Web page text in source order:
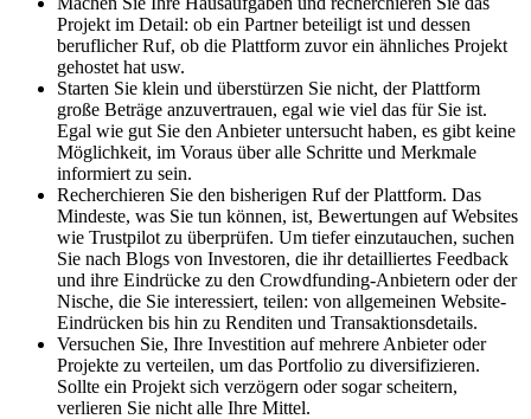
Projekt im Detail: ob ein Partner beteiligt ist und dessen
beruflicher Ruf, ob die Plattform zuvor ein ähnliches Projekt
gehostet hat usw.
Starten Sie klein und überstürzen Sie nicht, der Plattform
große Beträge anzuvertrauen, egal wie viel das für Sie ist.
Egal wie gut Sie den Anbieter untersucht haben, es gibt keine
Möglichkeit, im Voraus über alle Schritte und Merkmale
informiert zu sein.
Recherchieren Sie den bisherigen Ruf der Plattform. Das
Mindeste, was Sie tun können, ist, Bewertungen auf Websites
wie Trustpilot zu überprüfen. Um tiefer einzutauchen, suchen
Sie nach Blogs von Investoren, die ihr detailliertes Feedback
und ihre Eindrücke zu den Crowdfunding-Anbietern oder der
Nische, die Sie interessiert, teilen: von allgemeinen Website-
Eindrücken bis hin zu Renditen und Transaktionsdetails.
Versuchen Sie, Ihre Investition auf mehrere Anbieter oder
Projekte zu verteilen, um das Portfolio zu diversifizieren.
Sollte ein Projekt sich verzögern oder sogar scheitern,
verlieren Sie nicht alle Ihre Mittel.